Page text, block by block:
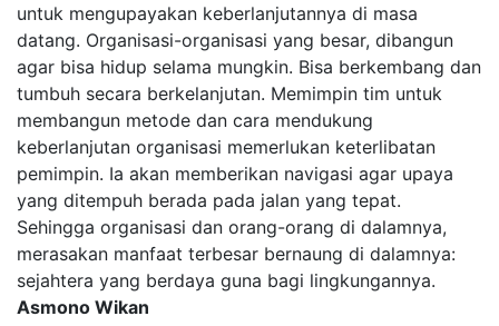
untuk mengupayakan keberlanjutannya di masa
datang. Organisasi-organisasi yang besar, dibangun
agar bisa hidup selama mungkin. Bisa berkembang dan
tumbuh secara berkelanjutan. Memimpin tim untuk
membangun metode dan cara mendukung
keberlanjutan organisasi memerlukan keterlibatan
pemimpin. Ia akan memberikan navigasi agar upaya
yang ditempuh berada pada jalan yang tepat.
Sehingga organisasi dan orang-orang di dalamnya,
merasakan manfaat terbesar bernaung di dalamnya:
sejahtera yang berdaya guna bagi lingkungannya.
Asmono Wikan